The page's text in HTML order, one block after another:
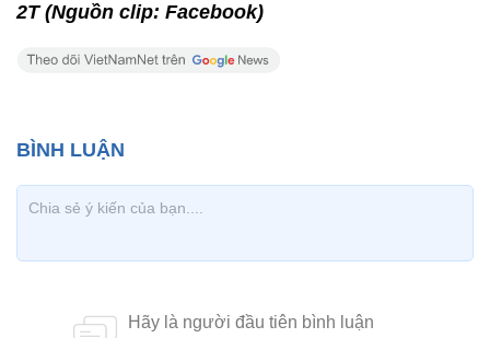
2T (Nguồn clip: Facebook)